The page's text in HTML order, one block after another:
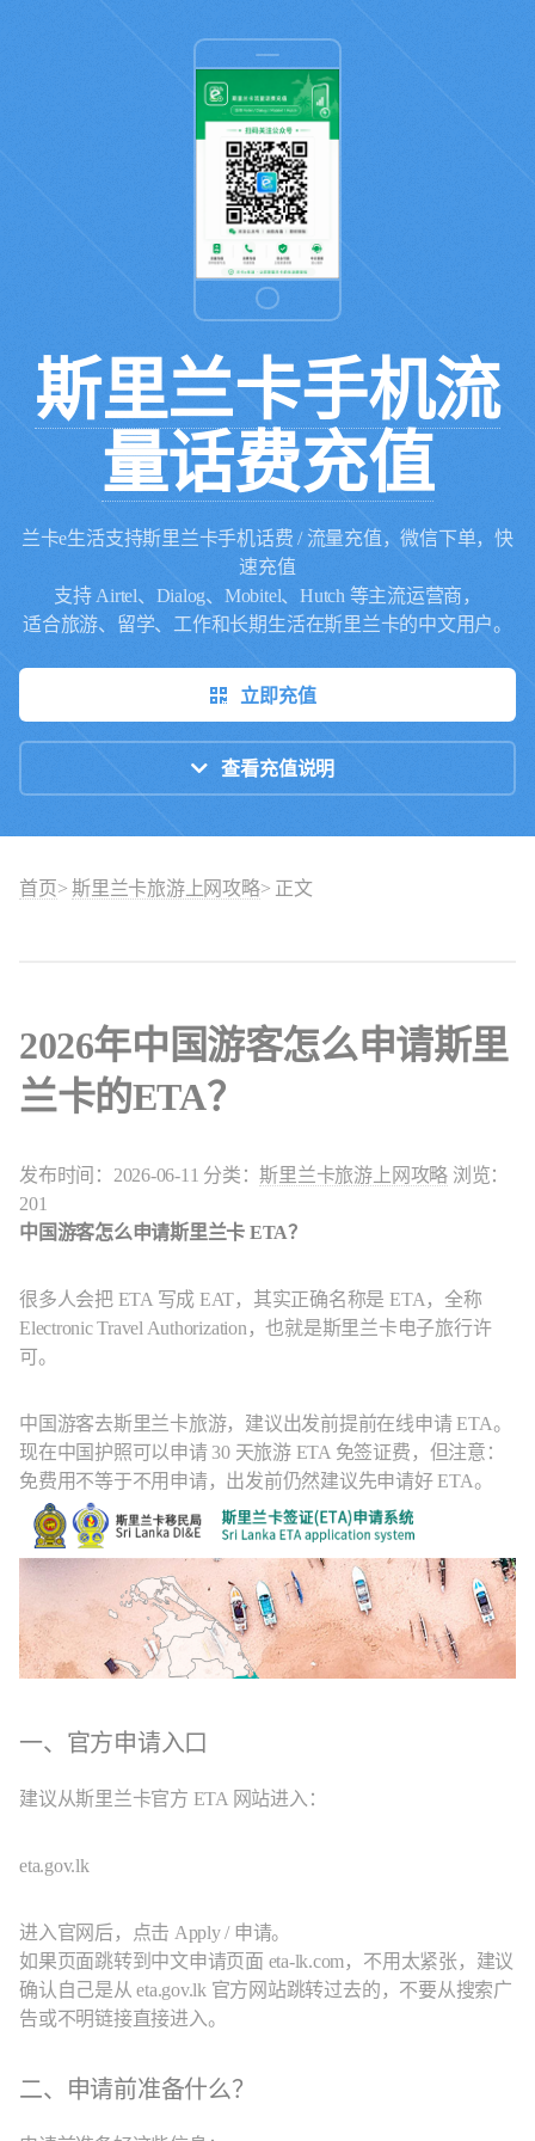
斯里兰卡手机流
量话费充值
兰卡e生活支持斯里兰卡手机话费 / 流量充值，微信下单，快
速充值
支持 Airtel、Dialog、Mobitel、Hutch 等主流运营商，
适合旅游、留学、工作和长期生活在斯里兰卡的中文用户。
立即充值
查看充值说明
首页>斯里兰卡旅游上网攻略> 正文
2026年中国游客怎么申请斯里
兰卡的ETA？
发布时间：2026-06-11 分类：斯里兰卡旅游上网攻略 浏览：
201
中国游客怎么申请斯里兰卡 ETA？
很多人会把 ETA 写成 EAT，其实正确名称是 ETA，全称
Electronic Travel Authorization，也就是斯里兰卡电子旅行许
可。
中国游客去斯里兰卡旅游，建议出发前提前在线申请 ETA。
现在中国护照可以申请 30 天旅游 ETA 免签证费，但注意：
免费用不等于不用申请，出发前仍然建议先申请好 ETA。
一、官方申请入口
建议从斯里兰卡官方 ETA 网站进入：
eta.gov.lk
进入官网后，点击 Apply / 申请。
如果页面跳转到中文申请页面 eta-lk.com，不用太紧张，建议
确认自己是从 eta.gov.lk 官方网站跳转过去的，不要从搜索广
告或不明链接直接进入。
二、申请前准备什么？